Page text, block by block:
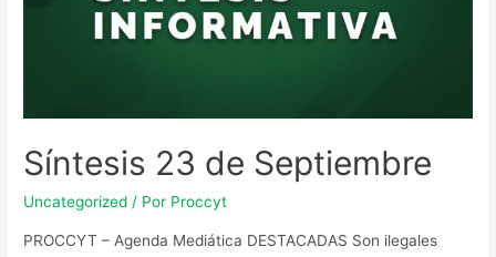
Síntesis 23 de Septiembre
Uncategorized / Por Proccyt
PROCCYT – Agenda Mediática DESTACADAS Son ilegales